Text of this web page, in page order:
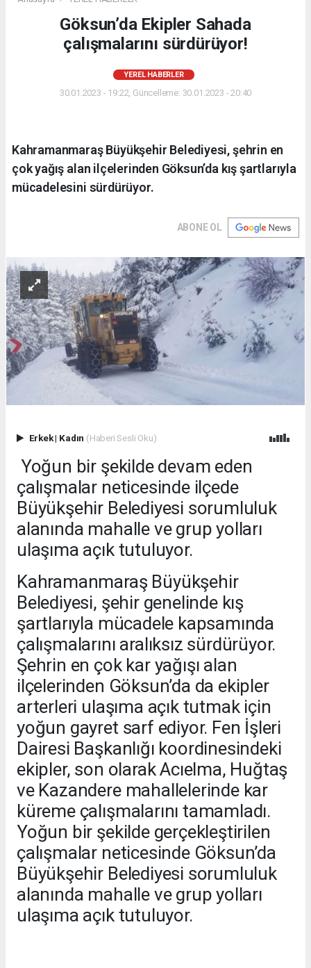
Göksun’da Ekipler Sahada
çalışmalarını sürdürüyor!
YEREL HABERLER
30.01.2023 - 19:22, Güncelleme: 30.01.2023 - 20:40
Kahramanmaraş Büyükşehir Belediyesi, şehrin en
çok yağış alan ilçelerinden Göksun’da kış şartlarıyla
mücadelesini sürdürüyor.
ABONE OL
Erkek| Kadın (Haberi Sesli Oku)
Yoğun bir şekilde devam eden
çalışmalar neticesinde ilçede
Büyükşehir Belediyesi sorumluluk
alanında mahalle ve grup yolları
ulaşıma açık tutuluyor.
Kahramanmaraş Büyükşehir
Belediyesi, şehir genelinde kış
şartlarıyla mücadele kapsamında
çalışmalarını aralıksız sürdürüyor.
Şehrin en çok kar yağışı alan
ilçelerinden Göksun’da da ekipler
arterleri ulaşıma açık tutmak için
yoğun gayret sarf ediyor. Fen İşleri
Dairesi Başkanlığı koordinesindeki
ekipler, son olarak Acıelma, Huğtaş
ve Kazandere mahallelerinde kar
küreme çalışmalarını tamamladı.
Yoğun bir şekilde gerçekleştirilen
çalışmalar neticesinde Göksun’da
Büyükşehir Belediyesi sorumluluk
alanında mahalle ve grup yolları
ulaşıma açık tutuluyor.